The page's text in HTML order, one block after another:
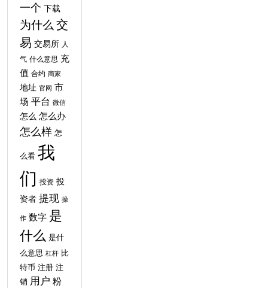
一个 下载
为什么 交
易 交易所 人
气 什么意思 充
值 合约 商家
地址 官网 市
场 平台 微信
怎么 怎么办
怎么样 怎
么看 我
们 投资 投
资者 提现 操
作 数字 是
什么 是什
么意思 杠杆 比
特币 注册 注
销 用户 粉